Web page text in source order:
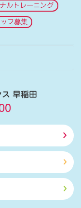
ルトレーニング
フ募集
早稲田